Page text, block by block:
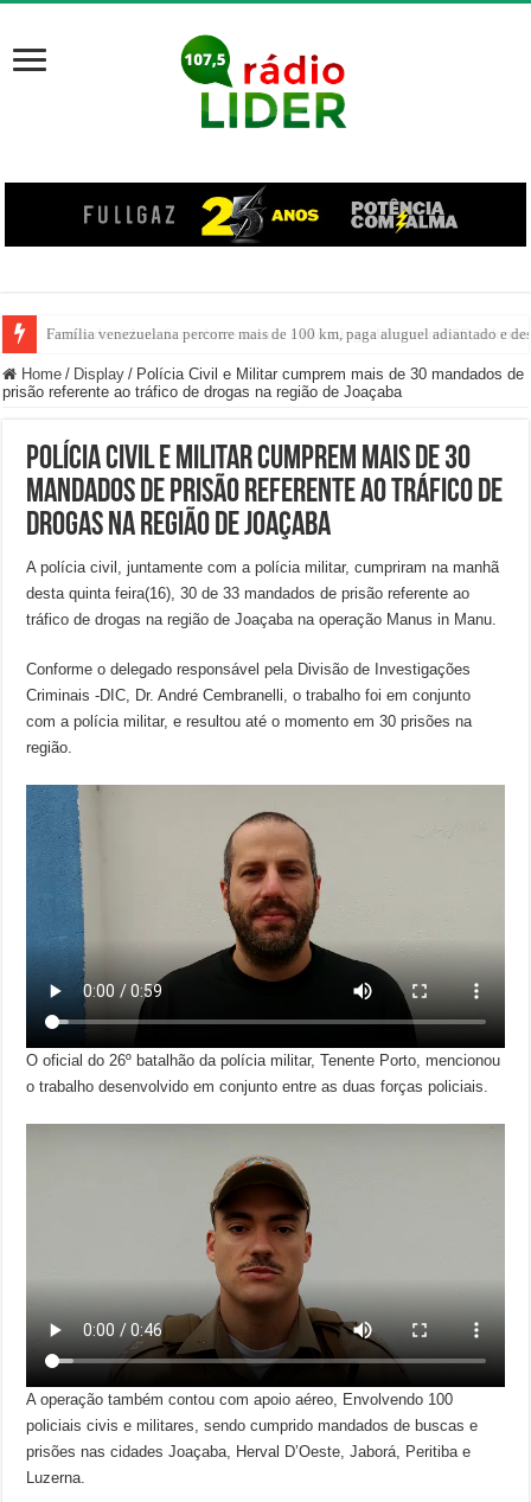
Centro de ciclone fica sobre o oceano e não atinge diretamente SC,
Home / Display / Polícia Civil e Militar cumprem mais de 30 mandados de
prisão referente ao tráfico de drogas na região de Joaçaba
Polícia Civil e Militar cumprem mais de 30
mandados de prisão referente ao tráfico de
drogas na região de Joaçaba
A polícia civil, juntamente com a polícia militar, cumpriram na manhã
desta quinta feira(16), 30 de 33 mandados de prisão referente ao
tráfico de drogas na região de Joaçaba na operação Manus in Manu.
Conforme o delegado responsável pela Divisão de Investigações
Criminais -DIC, Dr. André Cembranelli, o trabalho foi em conjunto
com a polícia militar, e resultou até o momento em 30 prisões na
região.
O oficial do 26º batalhão da polícia militar, Tenente Porto, mencionou
o trabalho desenvolvido em conjunto entre as duas forças policiais.
A operação também contou com apoio aéreo, Envolvendo 100
policiais civis e militares, sendo cumprido mandados de buscas e
prisões nas cidades Joaçaba, Herval D’Oeste, Jaborá, Peritiba e
Luzerna.